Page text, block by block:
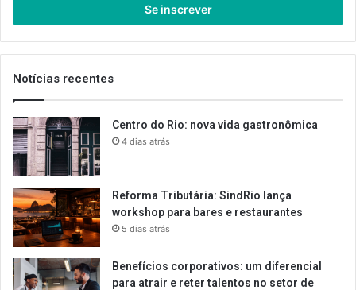
de
email
Notícias recentes
Centro do Rio: nova vida gastronômica
4 dias atrás
Reforma Tributária: SindRio lança
workshop para bares e restaurantes
5 dias atrás
Benefícios corporativos: um diferencial
para atrair e reter talentos no setor de